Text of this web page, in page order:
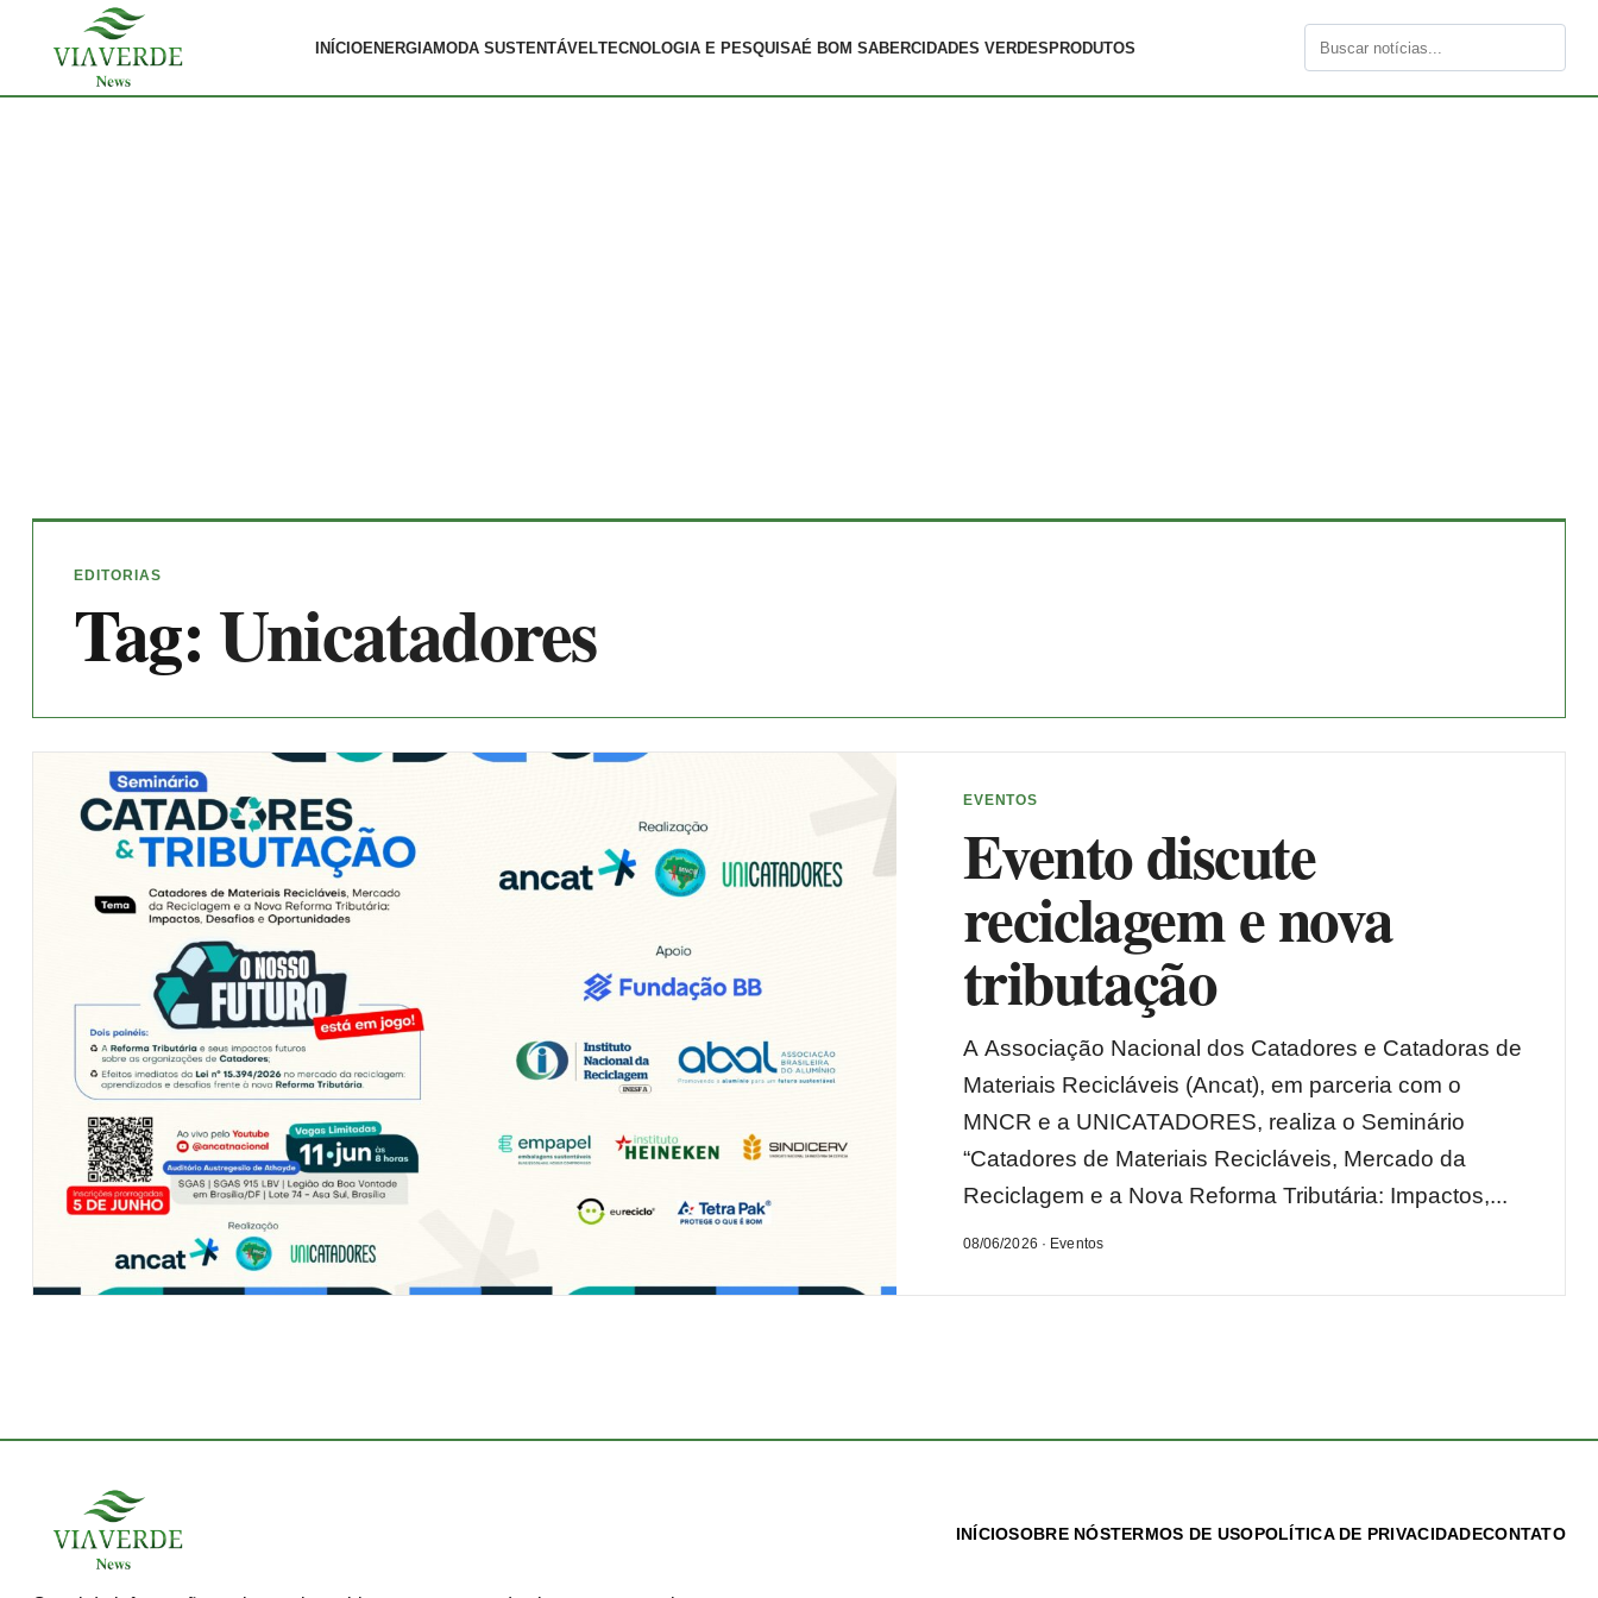
INÍCIOENERGIAMODA SUSTENTÁVELTECNOLOGIA E PESQUISAÉ BOM SABERCIDADES VERDES PRODUTOS
Buscar
EDITORIAS
Tag:Unicatadores
EVENTOS
Evento discute
reciclagem e nova
tributação
A Associação Nacional dos Catadores e Catadoras de
Materiais Recicláveis (Ancat), em parceria com o
MNCR e a UNICATADORES, realiza o Seminário
“Catadores de Materiais Recicláveis, Mercado da
Reciclagem e a Nova Reforma Tributária: Impactos,...
08/06/2026 · Eventos
INÍCIOSOBRE NÓSTERMOS DE USOPOLÍTICA DE PRIVACIDADECONTATO